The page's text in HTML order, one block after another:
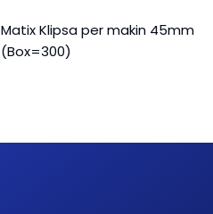
Matix Klipsa per makin 45mm
(Box=300)